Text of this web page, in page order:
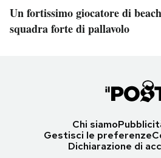
Un fortissimo giocatore di
squadra forte di pallavolo
Chi siamo
Gestisci le preferenze
Dichiarazione di